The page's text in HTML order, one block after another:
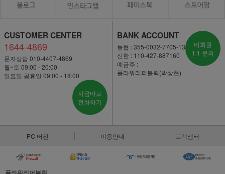
CUSTOMER CENTER
1644-4869
문자상담 010-4407-4869
월~토 09:00 - 20:00
일요일·공휴일 09:00 - 18:00
지금바로
전화하기
BANK ACCOUNT
농협 : 355-0032-7705-13
신한 : 110-427-887160
예금주 :
플라워리퍼블릭(박상현)
비회원
1:1 문의
PC 버전 이용안내 고객센터